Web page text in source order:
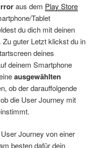
aus dem Play Store
Tablet
du dich mit deinen
guter Letzt klickst du in
deines
deinem Smartphone
ausgewählten
ob der darauffolgende
die User Journey mit
Journey von einer
besten dafür dein